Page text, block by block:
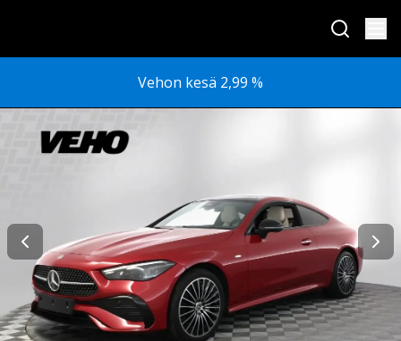
Vehon kesä 2,99 %